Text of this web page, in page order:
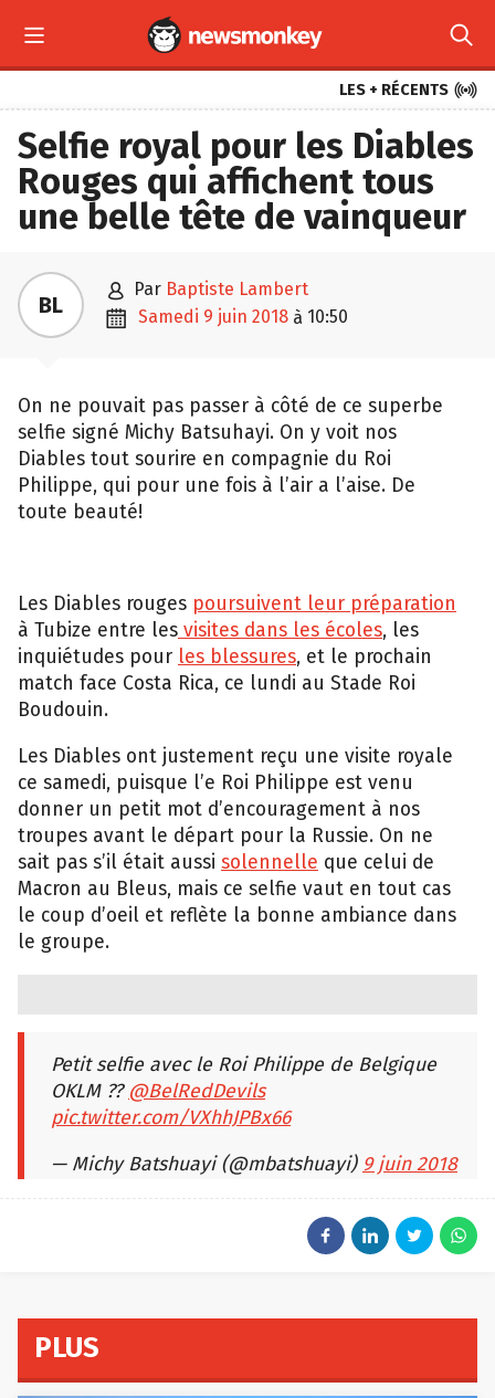
 
LES + RÉCENTS 
Selfie royal pour les Diables
Rouges qui affichent tous
une belle tête de vainqueur
BL  par Baptiste Lambert
 samedi 9 juin 2018 à 10:50
On ne pouvait pas passer à côté de ce superbe
selfie signé Michy Batsuhayi. On y voit nos
Diables tout sourire en compagnie du Roi
Philippe, qui pour une fois à l’air a l’aise. De
toute beauté!
Les Diables rouges poursuivent leur préparation
à Tubize entre les visites dans les écoles, les
inquiétudes pour les blessures, et le prochain
match face Costa Rica, ce lundi au Stade Roi
Boudouin.
Les Diables ont justement reçu une visite royale
ce samedi, puisque l’e Roi Philippe est venu
donner un petit mot d’encouragement à nos
troupes avant le départ pour la Russie. On ne
sait pas s’il était aussi solennelle que celui de
Macron au Bleus, mais ce selfie vaut en tout cas
le coup d’oeil et reflète la bonne ambiance dans
le groupe.
Petit selfie avec le Roi Philippe de Belgique
OKLM ?? @BelRedDevils
pic.twitter.com/VXhhJPBx66
— Michy Batshuayi (@mbatshuayi) 9 juin 2018
PLUS